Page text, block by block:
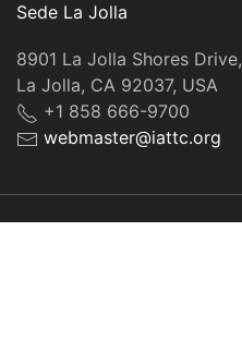
Sede La Jolla
8901 La Jolla Shores Drive,
La Jolla, CA 92037, USA
+1 858 666-9700
webmaster@iattc.org
© IATTC, 2022-2026